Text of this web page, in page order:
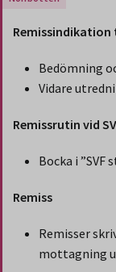
Gäller endast för
Bedömning
Vidare
Remissrutin vid
Bocka i
Remiss
Remisser
mottagning